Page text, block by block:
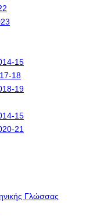
15
18
19
15
21
Γλώσσας